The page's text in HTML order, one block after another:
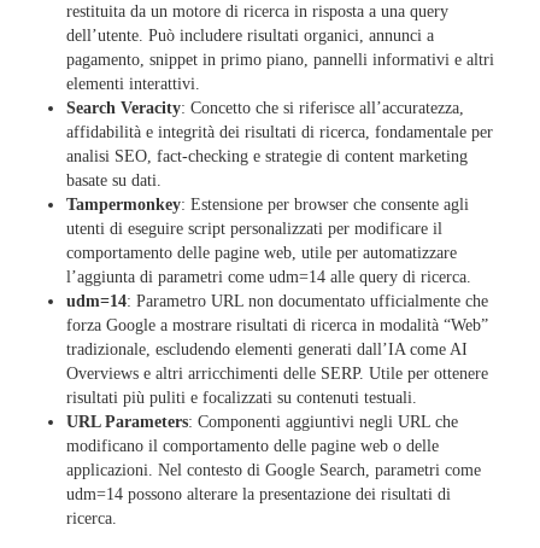
restituita da un motore di ricerca in risposta a una query
dell’utente. Può includere risultati organici, annunci a
pagamento, snippet in primo piano, pannelli informativi e altri
elementi interattivi.​
Search Veracity: Concetto che si riferisce all’accuratezza,
affidabilità e integrità dei risultati di ricerca, fondamentale per
analisi SEO, fact-checking e strategie di content marketing
basate su dati.
Tampermonkey: Estensione per browser che consente agli
utenti di eseguire script personalizzati per modificare il
comportamento delle pagine web, utile per automatizzare
l’aggiunta di parametri come udm=14 alle query di ricerca.​
udm=14: Parametro URL non documentato ufficialmente che
forza Google a mostrare risultati di ricerca in modalità “Web”
tradizionale, escludendo elementi generati dall’IA come AI
Overviews e altri arricchimenti delle SERP. Utile per ottenere
risultati più puliti e focalizzati su contenuti testuali.
URL Parameters: Componenti aggiuntivi negli URL che
modificano il comportamento delle pagine web o delle
applicazioni. Nel contesto di Google Search, parametri come
udm=14 possono alterare la presentazione dei risultati di
ricerca.​